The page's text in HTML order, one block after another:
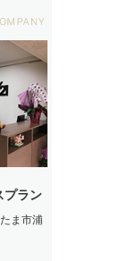
プラン
ま市浦